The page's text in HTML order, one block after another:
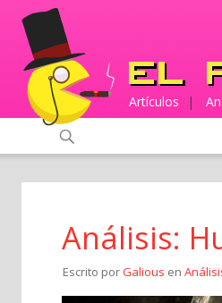
Artículos |
Análisis:
Escrito porGalious en